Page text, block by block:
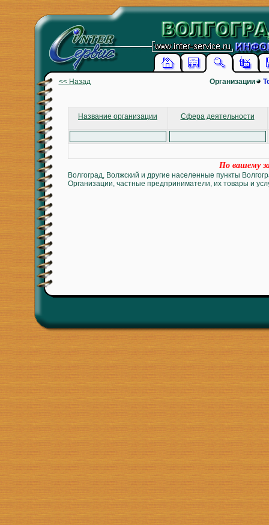
<< Назад Организации
Название организации Сфера деятельности
По вашему
Волгоград, Волжский и другие населенные пункты
Организации, частные предприниматели, их товары и